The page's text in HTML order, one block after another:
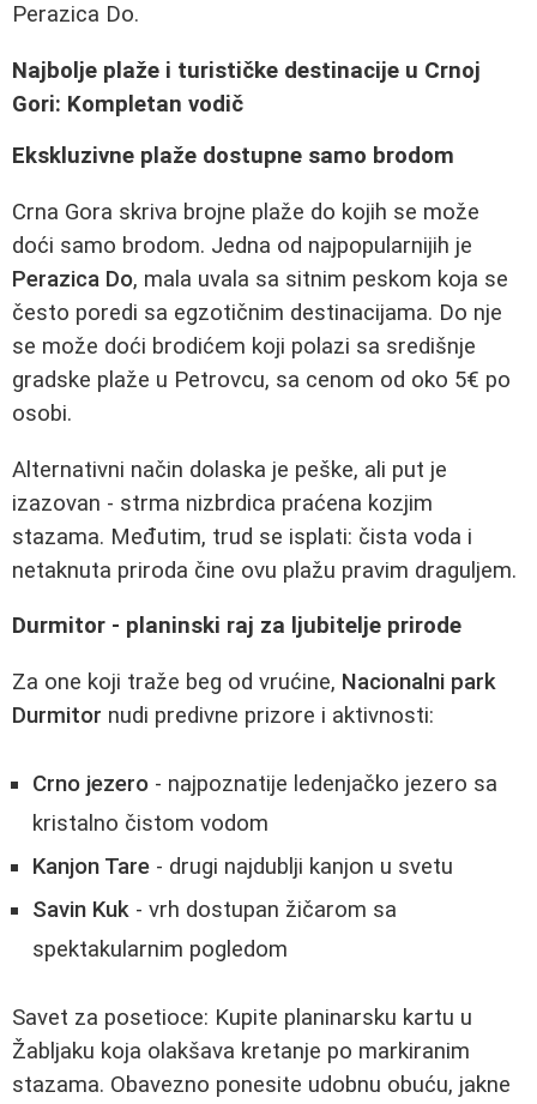
Perazica Do.
Najbolje plaže i turističke destinacije u Crnoj
Gori: Kompletan vodič
Ekskluzivne plaže dostupne samo brodom
Crna Gora skriva brojne plaže do kojih se može
doći samo brodom. Jedna od najpopularnijih je
Perazica Do, mala uvala sa sitnim peskom koja se
često poredi sa egzotičnim destinacijama. Do nje
se može doći brodićem koji polazi sa središnje
gradske plaže u Petrovcu, sa cenom od oko 5€ po
osobi.
Alternativni način dolaska je peške, ali put je
izazovan - strma nizbrdica praćena kozjim
stazama. Međutim, trud se isplati: čista voda i
netaknuta priroda čine ovu plažu pravim draguljem.
Durmitor - planinski raj za ljubitelje prirode
Za one koji traže beg od vrućine, Nacionalni park
Durmitor nudi predivne prizore i aktivnosti:
Crno jezero - najpoznatije ledenjačko jezero sa
kristalno čistom vodom
Kanjon Tare - drugi najdublji kanjon u svetu
Savin Kuk - vrh dostupan žičarom sa
spektakularnim pogledom
Savet za posetioce: Kupite planinarsku kartu u
Žabljaku koja olakšava kretanje po markiranim
stazama. Obavezno ponesite udobnu obuću, jakne